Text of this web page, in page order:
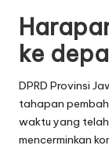
ke
DPRD Provinsi
tahapan
waktu yang
mencerminkan